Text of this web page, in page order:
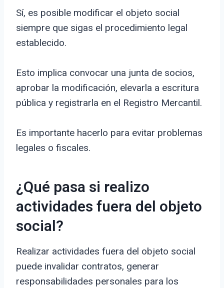
Sí, es posible modificar el objeto social
siempre que sigas el procedimiento legal
establecido.
Esto implica convocar una junta de socios,
aprobar la modificación, elevarla a escritura
pública y registrarla en el Registro Mercantil.
Es importante hacerlo para evitar problemas
legales o fiscales.
¿Qué pasa si realizo
actividades fuera del objeto
social?
Realizar actividades fuera del objeto social
puede invalidar contratos, generar
responsabilidades personales para los